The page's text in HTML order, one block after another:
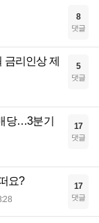
8
댓글
리인상 제
5
댓글
당…3분기
17
댓글
요? 17
댓글